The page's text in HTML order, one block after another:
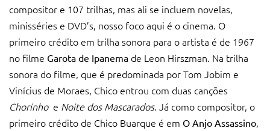
compositor e 107 trilhas, mas ali se incluem novelas,
minisséries e DVD’s, nosso foco aqui é o cinema. O
primeiro crédito em trilha sonora para o artista é de 1967
no filme Garota de Ipanema de Leon Hirszman. Na trilha
sonora do filme, que é predominada por Tom Jobim e
Vinícius de Moraes, Chico entrou com duas canções
Chorinho e Noite dos Mascarados. Já como compositor, o
primeiro crédito de Chico Buarque é em O Anjo Assassino,